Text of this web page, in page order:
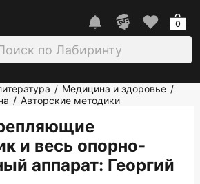
0
/ Медицина и здоровье /
/ Авторские методики
и весь опорно-
аппарат: Георгий